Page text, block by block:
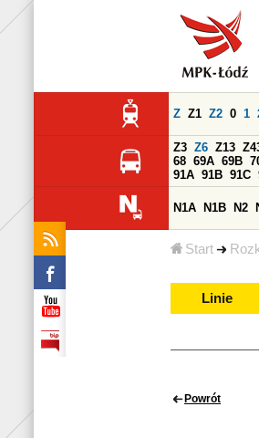
Start
Z Z1 Z2 0 1
Z3 Z6 Z13
68 69A 69B
91A 91B 91C
N1A N1B N2
Linie
Powrót